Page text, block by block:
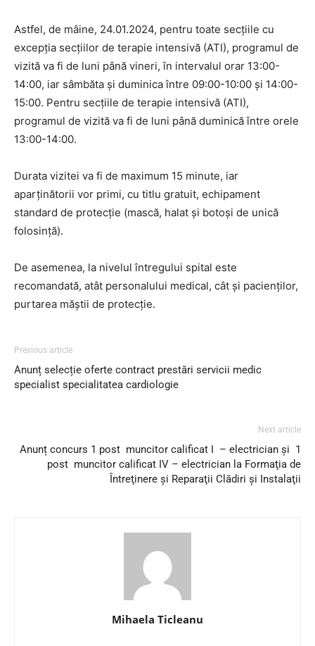
Astfel, de mâine, 24.01.2024, pentru toate secțiile cu
excepția secțiilor de terapie intensivă (ATI), programul de
vizită va fi de luni până vineri, în intervalul orar 13:00-
14:00, iar sâmbăta și duminica între 09:00-10:00 și 14:00-
15:00. Pentru secțiile de terapie intensivă (ATI),
programul de vizită va fi de luni până duminică între orele
13:00-14:00.
Durata vizitei va fi de maximum 15 minute, iar
aparținătorii vor primi, cu titlu gratuit, echipament
standard de protecție (mască, halat și botoși de unică
folosință).
De asemenea, la nivelul întregului spital este
recomandată, atât personalului medical, cât și pacienților,
purtarea măștii de protecție.
Previous article
Anunț selecție oferte contract prestări servicii medic
specialist specialitatea cardiologie
Next article
Anunț concurs 1 post muncitor calificat I – electrician și 1
post muncitor calificat IV – electrician la Formaţia de
Întreţinere și Reparaţii Clădiri și Instalaţii
Mihaela Ticleanu